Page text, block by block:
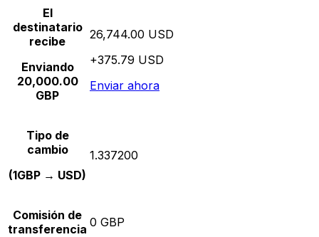
El
destinatario
recibe
Enviando
20,000.00
GBP
26,744.00 USD
+375.79 USD
Enviar ahora
Tipo de
cambio
(1GBP → USD)
1.337200
Comisión de
transferencia 0 GBP